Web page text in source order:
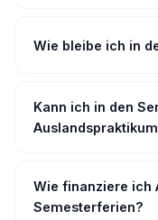
Wie bleibe ich in
Kann ich in den
Wie finanziere ich
Semesterferien?